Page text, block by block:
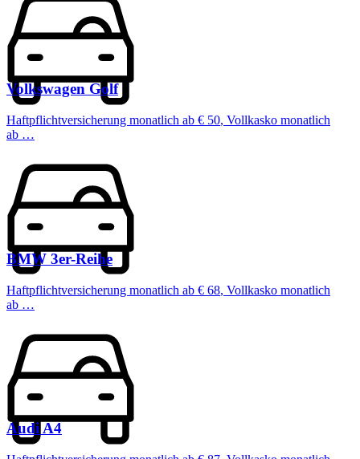
Volkswagen Golf
Haftpflichtversicherung monatlich ab € 50, Vollkasko monatlich
ab …
BMW 3er-Reihe
Haftpflichtversicherung monatlich ab € 68, Vollkasko monatlich
ab …
AudiA4